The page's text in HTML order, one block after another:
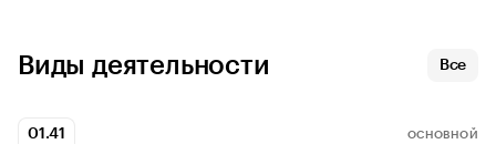
Виды деятельности Все
01.41 ОСНОВНОЙ